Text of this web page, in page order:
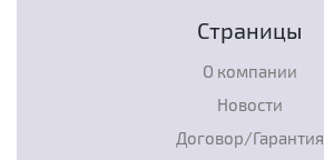
Страницы
О компании
Новости
Договор/Гарантия